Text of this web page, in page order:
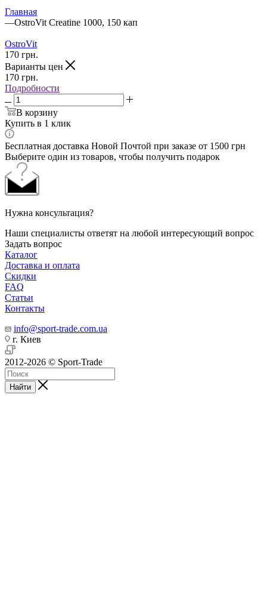
Главная
—OstroVit Creatine 1000, 150 кап
OstroVit
170 грн.
Варианты цен
170 грн.
Подробности
В корзину
Купить в 1 клик
Бесплатная доставка Новой Почтой при заказе от 1500 грн
Выберите один из товаров, чтобы получить подарок
Нужна консультация?
Наши специалисты ответят на любой интересующий вопрос
Задать вопрос
Каталог
Доставка и оплата
Скидки
FAQ
Статьи
Контакты
info@sport-trade.com.ua
г. Киев
2012-2026 © Sport-Trade
Найти